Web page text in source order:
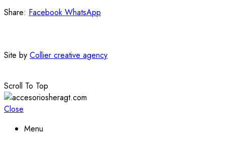
Share: Facebook WhatsApp
Site by Collier creative agency
Scroll To Top
Close
Menu